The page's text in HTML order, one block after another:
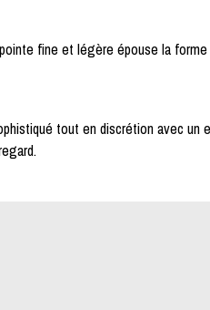
fine et légère épouse la
tout en discrétion avec un